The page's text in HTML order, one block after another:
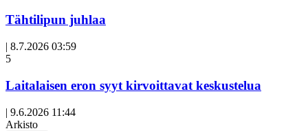
Tähtilipun juhlaa
| 8.7.2026 03:59
Avoin
5
Laitalaisen eron syyt kirvoittavat keskustelua
| 9.6.2026 11:44
Arkisto